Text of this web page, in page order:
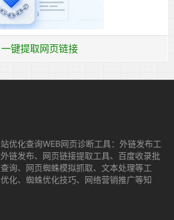
一键提取网页链接
优化查询WEB网页诊断工具：外链发布工
链发布、网页链接提取工具、百度收录批
询、网页蜘蛛模拟抓取、文本处理等工
化、蜘蛛优化技巧、网络营销推广等知